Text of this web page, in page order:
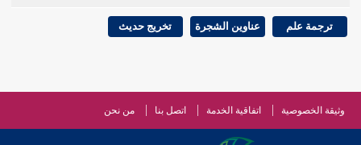
ترجمة علم عناوين الشجرة تخريج حديث
وثيقة الخصوصية اتفاقية الخدمة اتصل بنا من نحن